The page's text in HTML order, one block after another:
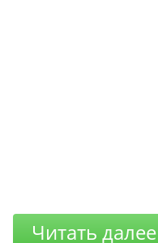
Читать далее